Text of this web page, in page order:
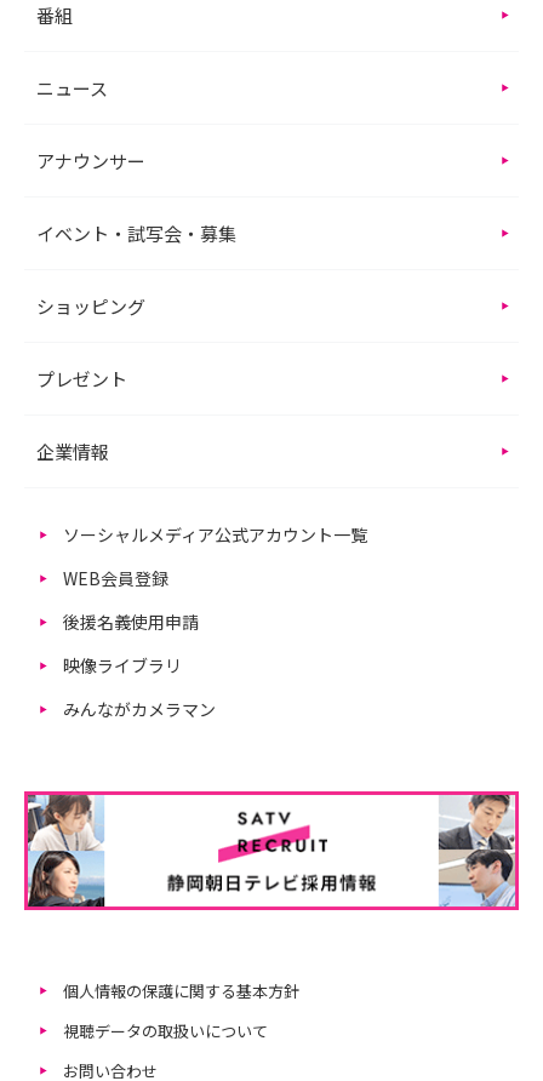
番組
ニュース
アナウンサー
イベント・試写会・募集
ショッピング
プレゼント
企業情報
ソーシャルメディア公式アカウント一覧
WEB会員登録
後援名義使用申請
映像ライブラリ
みんながカメラマン
個人情報の保護に関する基本方針
視聴データの取扱いについて
お問い合わせ